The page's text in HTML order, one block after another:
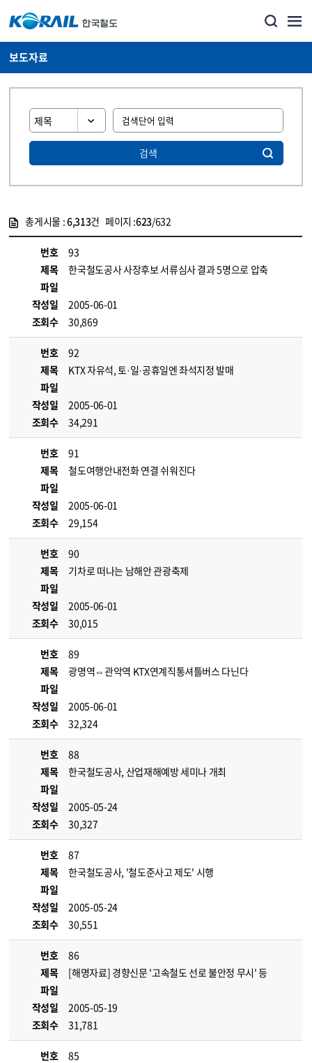
보도자료
검색
총게시물 :6,313건 페이지 :623/632
번호
93
제목
한국철도공사 사장후보 서류심사 결과 5명으로 압축
파일
작성일
2005-06-01
조회수
30,869
번호
92
제목
KTX 자유석, 토·일·공휴일엔 좌석지정 발매
파일
작성일
2005-06-01
조회수
34,291
번호
91
제목
철도여행안내전화 연결 쉬워진다
파일
작성일
2005-06-01
조회수
29,154
번호
90
제목
기차로 떠나는 남해안 관광축제
파일
작성일
2005-06-01
조회수
30,015
번호
89
제목
광명역⇔관악역 KTX연계직통셔틀버스 다닌다
파일
작성일
2005-06-01
조회수
32,324
번호
88
제목
한국철도공사, 산업재해예방 세미나 개최
파일
작성일
2005-05-24
조회수
30,327
번호
87
제목
한국철도공사, '철도준사고 제도' 시행
파일
작성일
2005-05-24
조회수
30,551
번호
86
제목
[해명자료] 경향신문 '고속철도 선로 불안정 무시' 등
파일
작성일
2005-05-19
조회수
31,781
번호
85